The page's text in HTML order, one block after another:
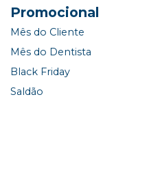
Promocional
Mês do Cliente
Mês do Dentista
Black Friday
Saldão